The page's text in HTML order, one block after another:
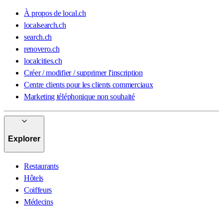
À propos de local.ch
localsearch.ch
search.ch
renovero.ch
localcities.ch
Créer / modifier / supprimer l'inscription
Centre clients pour les clients commerciaux
Marketing téléphonique non souhaité
Explorer
Restaurants
Hôtels
Coiffeurs
Médecins